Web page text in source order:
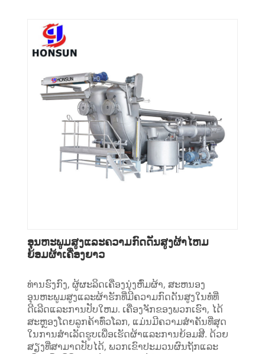
ອຸນຫະພູມສູງແລະຄວາມກົດດັນສູງຜ້າໄຫມ
ຍ້ອມຜ້າເຄື່ອງຍາວ
ທ່ານຮົງກົງ, ຜູ້ຜະລິດເຄື່ອງນຸ່ງຫົ່ມຜ້າ, ສະຫນອງ
ອຸນຫະພູມສູງແລະຜ້າຮັກທີ່ມີຄວາມກົດດັນສູງໃນທໍ່ທີ່
ດີເລີດແລະການປັບໃຫມ. ເຄື່ອງຈັກຂອງພວກເຮົາ, ໄດ້
ສະຫຼອງໂດຍລູກຄ້າທົ່ວໂລກ, ແມ່ນມີຄວາມສໍາຄັນທີ່ສຸດ
ໃນການສໍາເລັດຮູບເພື່ອເຮັດຜ້າແລະການຍ້ອມສີ. ດ້ວຍ
ສຽງທີ່ສາມາດປັບໄດ້, ພວກເຂົາປະມວນຜົນຖັກແລະ